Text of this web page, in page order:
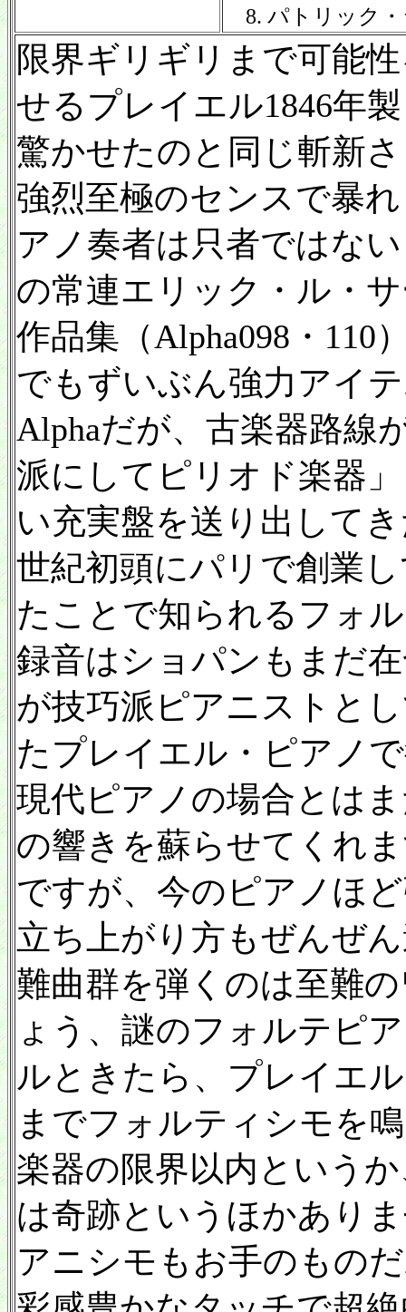
8. パトリック・
限界ギリギリまで可能
せるプレイエル1846年
驚かせたのと同じ斬新
強烈至極のセンスで暴
アノ奏者は只者ではな
の常連エリック・ル・
作品集（Alpha098・110
でもずいぶん強力アイ
Alphaだが、古楽器路線
派にしてピリオド楽器
い充実盤を送り出して
世紀初頭にパリで創業
たことで知られるフォ
録音はショパンもまだ
が技巧派ピアニストと
たプレイエル・ピアノ
現代ピアノの場合とは
の響きを蘇らせてくれ
ですが、今のピアノほ
立ち上がり方もぜんぜ
難曲群を弾くのは至難
ょう、謎のフォルテピ
ルときたら、プレイエ
までフォルティシモを
楽器の限界以内という
は奇跡というほかあり
アニシモもお手のもの